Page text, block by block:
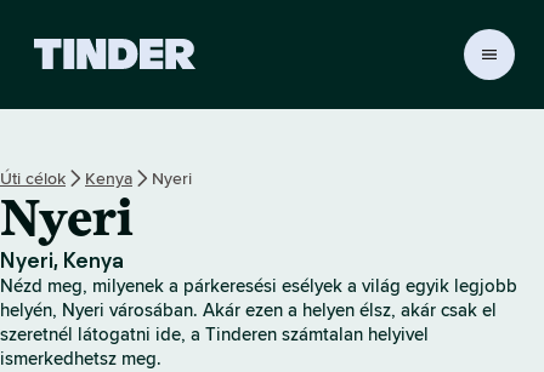
d
ő
o
Úti célok Kenya Nyeri
Nyeri
Nyeri, Kenya
Nézd meg, milyenek a párkeresési esélyek a világ egyik legjobb
helyén, Nyeri városában. Akár ezen a helyen élsz, akár csak el
szeretnél látogatni ide, a Tinderen számtalan helyivel
ismerkedhetsz meg.